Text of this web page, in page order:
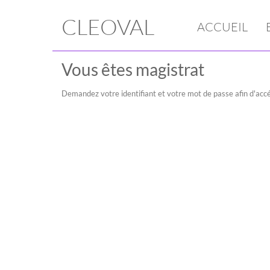
CLEOVAL ACCUEIL
Vous êtes magistrat
Demandez votre identifiant et votre mot de passe afin